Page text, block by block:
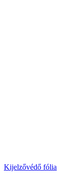
Kijelzővédő fólia